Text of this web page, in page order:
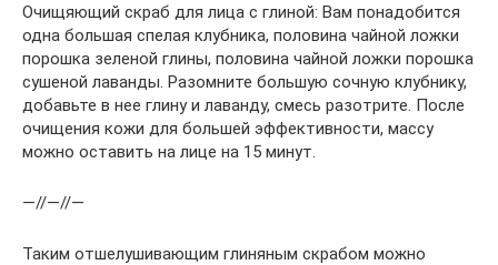
Очищяющий скраб для лица с глиной: Вам понадобится
одна большая спелая клубника, половина чайной ложки
порошка зеленой глины, половина чайной ложки порошка
сушеной лаванды. Разомните большую сочную клубнику,
добавьте в нее глину и лаванду, смесь разотрите. После
очищения кожи для большей эффективности, массу
можно оставить на лице на 15 минут.
—//—//—
Таким отшелушивающим глиняным скрабом можно